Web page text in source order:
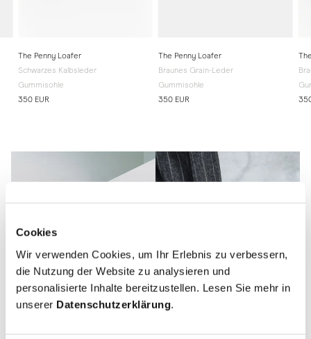
Cookies
Wir verwenden Cookies, um Ihr Erlebnis zu verbessern,
die Nutzung der Website zu analysieren und
personalisierte Inhalte bereitzustellen. Lesen Sie mehr in
unserer Datenschutzerklärung.
The Penny Loafer
Schwarzes Kalbsleder
Gummisohle
350 EUR
The Penny Loafer
Braunes Grain-Leder
Gummisohle
350 EUR